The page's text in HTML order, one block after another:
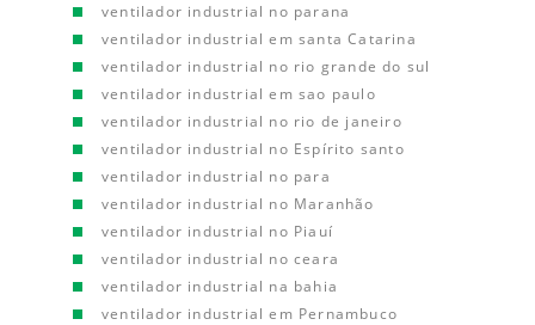
ventilador industrial no parana
ventilador industrial em santa Catarina
ventilador industrial no rio grande do sul
ventilador industrial em sao paulo
ventilador industrial no rio de janeiro
ventilador industrial no Espírito santo
ventilador industrial no para
ventilador industrial no Maranhão
ventilador industrial no Piauí
ventilador industrial no ceara
ventilador industrial na bahia
ventilador industrial em Pernambuco